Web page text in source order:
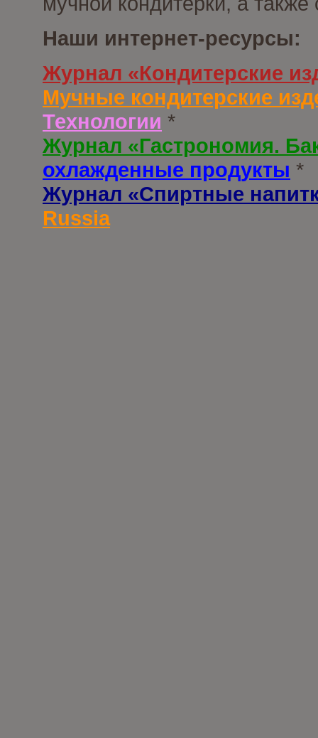
Наши интернет-ресурсы:
Журнал «Кондитерские
Мучные кондитерские
Технологии *
Журнал «Гастрономия.
охлажденные продукты *
Журнал «Спиртные
Russia